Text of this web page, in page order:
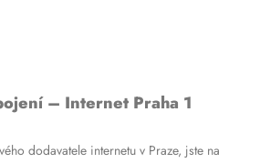
– Internet Praha 1
dodavatele internetu v Praze, jste na